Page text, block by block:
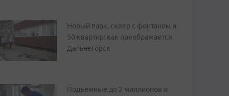
Новый парк, сквер с фонтаном и
50 квартир: как преображается
Дальнегорск
Подъемные до 2 миллионов и